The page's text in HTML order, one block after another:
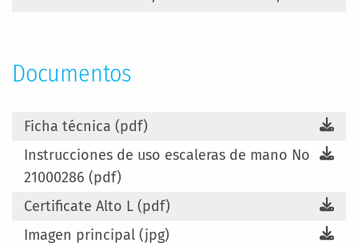
Documentos
Ficha técnica (pdf)
Instrucciones de uso escaleras de mano No
21000286 (pdf)
Certificate Alto L (pdf)
Imagen principal (jpg)